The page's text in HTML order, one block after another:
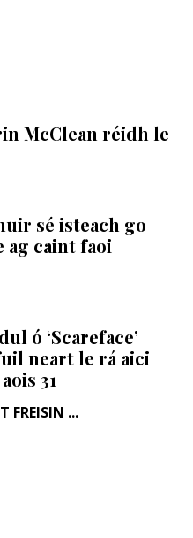
McClean réidh le
sé isteach go
ag caint faoi
ó ‘Scareface’
neart le rá aici
31
FREISIN ...